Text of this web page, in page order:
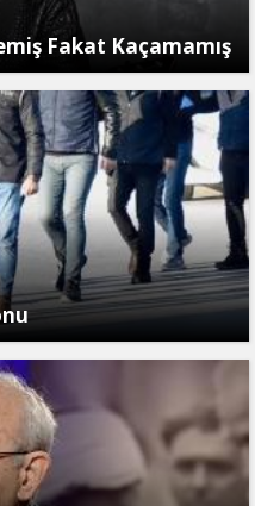
Fakat Kaçamamış